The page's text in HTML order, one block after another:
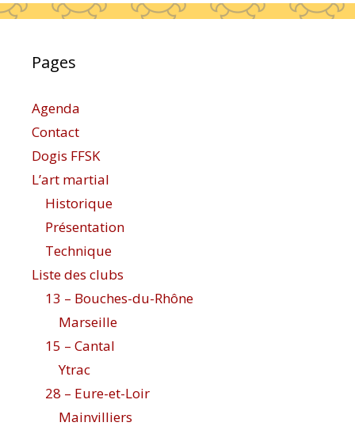
Pages
Agenda
Contact
Dogis FFSK
L’art martial
Historique
Présentation
Technique
Liste des clubs
13 – Bouches-du-Rhône
Marseille
15 – Cantal
Ytrac
28 – Eure-et-Loir
Mainvilliers